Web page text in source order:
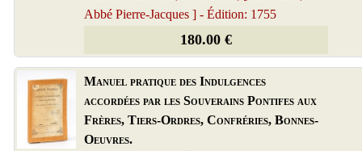
Abbé Pierre-Jacques ] - Édition: 1755
180.00 €
Manuel pratique des Indulgences
accordées par les Souverains Pontifes aux
Frères, Tiers-Ordres, Confréries, Bonnes-
Oeuvres.